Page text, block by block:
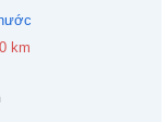
km